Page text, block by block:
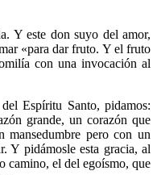
Y este don suyo del amor,
«para dar fruto. Y el fruto
con una invocación al
Espíritu Santo, pidamos:
grande, un corazón que
mansedumbre pero con un
Y pidámosle esta gracia, al
camino, el del egoísmo, que